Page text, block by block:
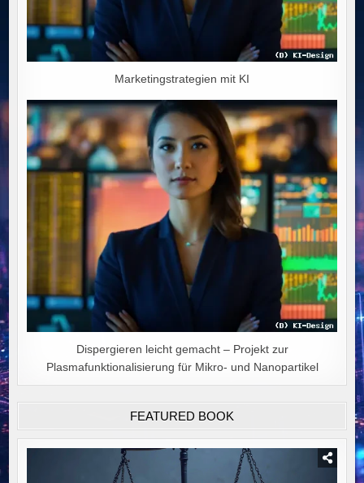
Marketingstrategien mit KI
Dispergieren leicht gemacht – Projekt zur
Plasmafunktionalisierung für Mikro- und Nanopartikel
FEATURED BOOK